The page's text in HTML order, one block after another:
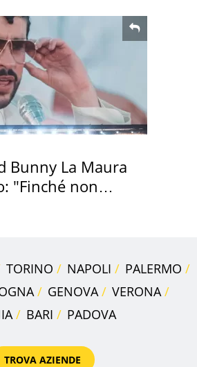
Bunny La Maura
"Finché non
TORINO NAPOLI
PALERMO
GENOVA
VERONA
BARI PADOVA
TROVA AZIENDE